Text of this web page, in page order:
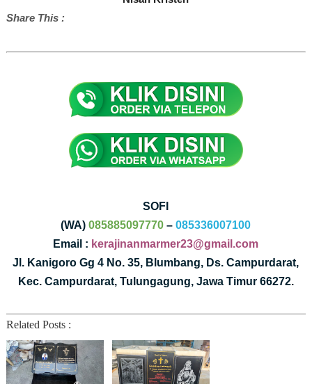
Share This :
SOFI
(WA)085885097770 –085336007100
Email : kerajinanmarmer23@gmail.com
Jl. Kanigoro Gg 4 No. 35, Blumbang, Ds. Campurdarat,
Kec. Campurdarat, Tulungagung, Jawa Timur 66272.
Related Posts :